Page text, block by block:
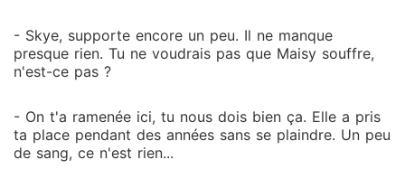
- Skye, supporte encore un peu. Il ne manque
presque rien. Tu ne voudrais pas que Maisy souffre,
n'est-ce pas ?
- On t'a ramenée ici, tu nous dois bien ça. Elle a pris
ta place pendant des années sans se plaindre. Un peu
de sang, ce n'est rien...